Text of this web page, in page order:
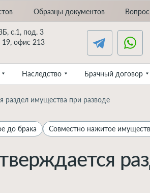
Образцы документов
с.1, под. 3
офис 213
Наследство Брачный договор
раздел имущества при разводе
до брака Совместно нажитое